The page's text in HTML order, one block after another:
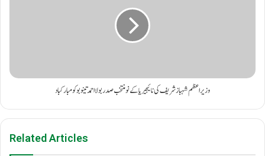
وزیر اعظم شہباز شریف کی نائیجیریا کے نومنتخب صدر بولااحمد تینوبو کو مبارکباد
Related Articles